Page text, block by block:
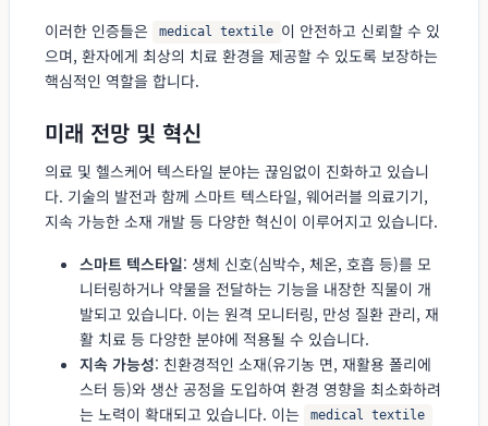
이러한 인증들은
medical textile 이 안전하고 신뢰할 수 있
으며, 환자에게 최상의 치료 환경을 제공할 수 있도록 보장하는
핵심적인 역할을 합니다.
미래 전망 및 혁신
의료 및 헬스케어 텍스타일 분야는 끊임없이 진화하고 있습니
다. 기술의 발전과 함께 스마트 텍스타일, 웨어러블 의료기기,
지속 가능한 소재 개발 등 다양한 혁신이 이루어지고 있습니다.
스마트 텍스타일: 생체 신호(심박수, 체온, 호흡 등)를 모
니터링하거나 약물을 전달하는 기능을 내장한 직물이 개
발되고 있습니다. 이는 원격 모니터링, 만성 질환 관리, 재
활 치료 등 다양한 분야에 적용될 수 있습니다.
지속 가능성: 친환경적인 소재(유기농 면, 재활용 폴리에
스터 등)와 생산 공정을 도입하여 환경 영향을 최소화하려
는 노력이 확대되고 있습니다. 이는
medical textile